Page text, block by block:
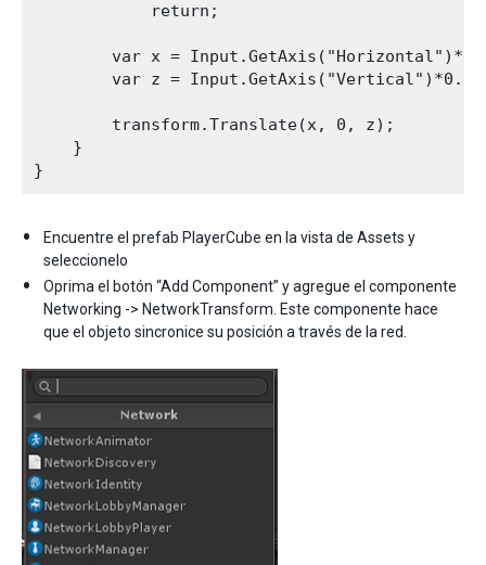
            return;
var x =
var z =
        transform.Translate(x, 0, z);
    }
Encuentre el prefab PlayerCube en la vista de Assets y
seleccionelo
Oprima el botón “Add Component” y agregue el componente
Networking -> NetworkTransform. Este componente hace
que el objeto sincronice su posición a través de la red.